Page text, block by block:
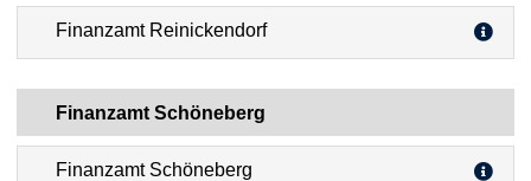
Finanzamt Reinickendorf
Finanzamt Schöneberg
Finanzamt Schöneberg